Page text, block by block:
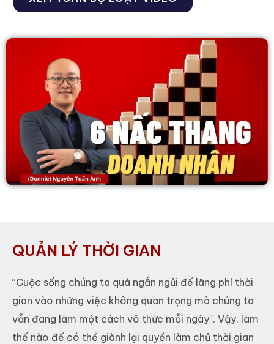
QUẢN LÝ THỜI GIAN
“Cuộc sống chúng ta quá ngắn ngủi để lãng phí thời
gian vào những việc không quan trọng mà chúng ta
vẫn đang làm một cách vô thức mỗi ngày”. Vậy, làm
thế nào để có thể giành lại quyền làm chủ thời gian